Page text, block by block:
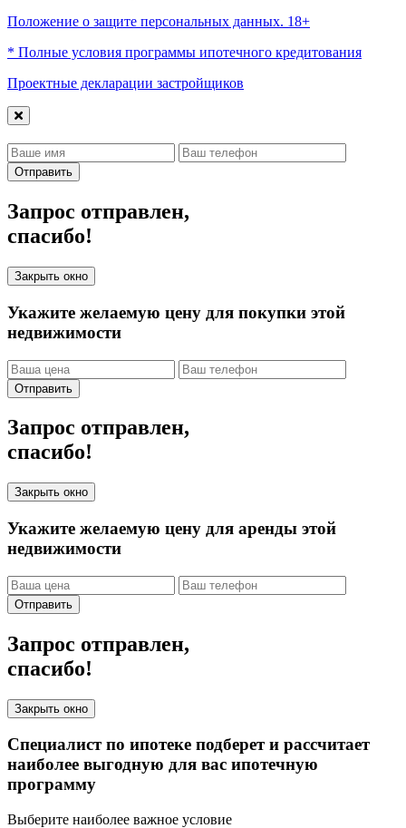
Положение о защите персональных данных. 18+
* Полные условия программы ипотечного кредитования
Проектные декларации застройщиков
Отправить
Запрос отправлен,
спасибо!
Закрыть окно
Укажите желаемую цену для покупки этой
недвижимости
Отправить
Запрос отправлен,
спасибо!
Закрыть окно
Укажите желаемую цену для аренды этой
недвижимости
Отправить
Запрос отправлен,
спасибо!
Закрыть окно
Специалист по ипотеке подберет и рассчитает
наиболее выгодную для вас ипотечную
программу
Выберите наиболее важное условие